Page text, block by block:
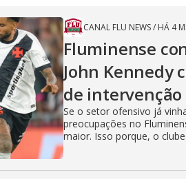
CANAL FLU NEWS/ HÁ 4
Fluminense
John Kennedy
de
Se o setor ofensivo já
preocupações no
maior. Isso porque, o